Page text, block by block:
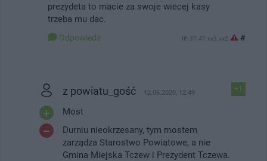
prezydeta to macie za swoje wiecej kasy
trzeba mu dac.
Odpowiedz IP: 37.47.xx3.xx2 #
+1
z powiatu_gość 12.06.2020, 12:49
Most
Durniu nieokrzesany, tym mostem
zarządza Starostwo Powiatowe, a nie
Gmina Miejska Tczew i Prezydent Tczewa.